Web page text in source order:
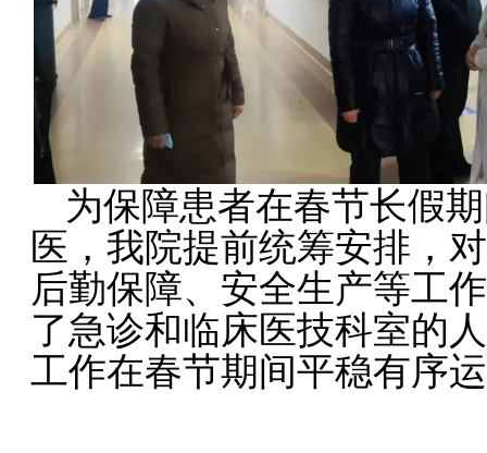
为保障患者在春节长假
医，我院提前统筹安排，
后勤保障、安全生产等工
了急诊和临床医技科室的
工作在春节期间平稳有序